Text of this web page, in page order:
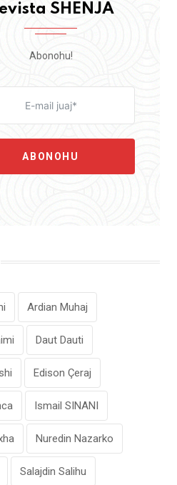
SHENJA
Abonohu!
ABONOHU
Ardian Muhaj
Daut Dauti
Edison Çeraj
Ismail SINANI
Nuredin Nazarko
Salajdin Salihu